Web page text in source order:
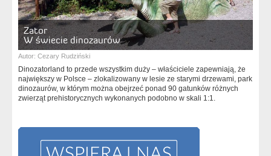
Zator
W świecie dinozaurów
Autor: Cezary Rudziński
Dinozatorland to przede wszystkim duży – właściciele zapewniają, że
największy w Polsce – zlokalizowany w lesie ze starymi drzewami, park
dinozaurów, w którym można obejrzeć ponad 90 gatunków różnych
zwierząt prehistorycznych wykonanych podobno w skali 1:1.